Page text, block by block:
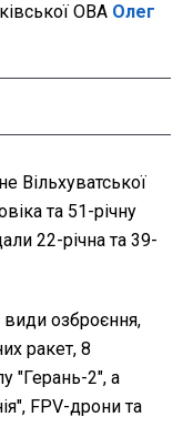
ОВА Олег
Вільхуватської
та 51-річну
22-річна та 39-
види озброєння,
ракет, 8
"Герань-2", а
FPV-дрони та